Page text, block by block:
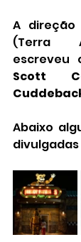
A
(Terra
Scott
Abaixo